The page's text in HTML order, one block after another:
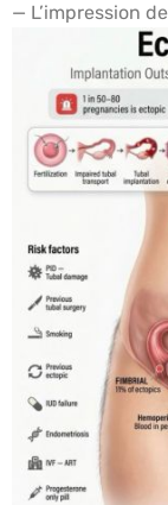
— L’impression